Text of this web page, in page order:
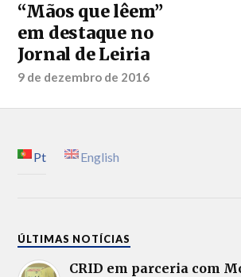
“Mãos que lêem”
em destaque no
Jornal de Leiria
9 de dezembro de 2016
Pt English
ÚLTIMAS NOTÍCIAS
CRID em parceria com